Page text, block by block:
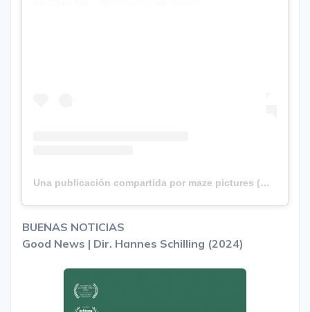
Una publicación compartida por maze pictures (@mazepictures)
BUENAS NOTICIAS
Good News | Dir. Hannes Schilling (2024)